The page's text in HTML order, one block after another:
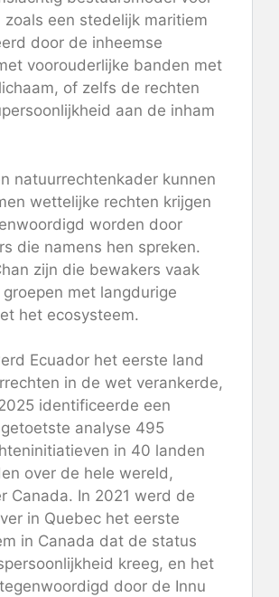
zoals een stedelijk maritiem
door de inheemse
voorouderlijke banden met
of zelfs de rechten
aan de inham
natuurrechtenkader kunnen
wettelijke rechten krijgen
worden door
die namens hen spreken.
zijn die bewakers vaak
met langdurige
het ecosysteem.
Ecuador het eerste land
in de wet verankerde,
identificeerde een
analyse 495
in 40 landen
over de hele wereld,
Canada. In 2021 werd de
in Quebec het eerste
in Canada dat de status
kreeg, en het
door de Innu